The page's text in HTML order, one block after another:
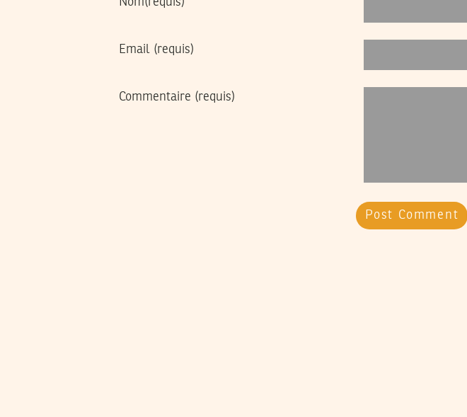
Email (requis)
Commentaire (requis)